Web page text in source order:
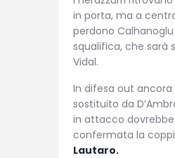
in porta, ma a
perdono
squalifica, che sarà
Vidal.
In difesa out ancora
sostituito da
in attacco dovrebbe
confermata la
Lautaro.